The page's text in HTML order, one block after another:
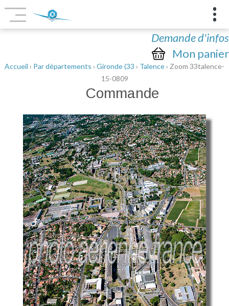
Demande d'infos
Mon panier
Accueil › Par départements › Gironde (33 › Talence› Zoom 33talence-
15-0809
Commande